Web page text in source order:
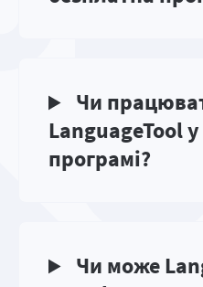
Чи
LanguageTool
програмі?
Чи може